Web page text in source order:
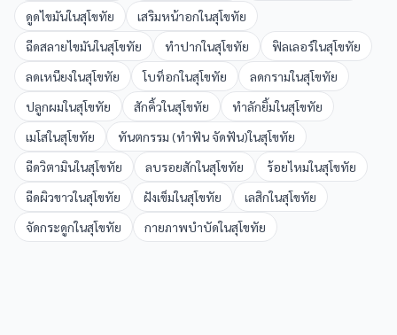
ดูดไขมันในสุโขทัย เสริมหน้าอกในสุโขทัย
ฉีดสลายไขมันในสุโขทัย ทำปากในสุโขทัย ฟิลเลอร์ในสุโขทัย
ลดเหนียงในสุโขทัย โบท็อกในสุโขทัย ลดกรามในสุโขทัย
ปลูกผมในสุโขทัย สักคิ้วในสุโขทัย ทำลักยิ้มในสุโขทัย
เมโสในสุโขทัย ทันตกรรม (ทำฟัน จัดฟัน)ในสุโขทัย
ฉีดวิตามินในสุโขทัย ลบรอยสักในสุโขทัย ร้อยไหมในสุโขทัย
ฉีดผิวขาวในสุโขทัย ฝังเข็มในสุโขทัย เลสิกในสุโขทัย
จัดกระดูกในสุโขทัย กายภาพบำบัดในสุโขทัย